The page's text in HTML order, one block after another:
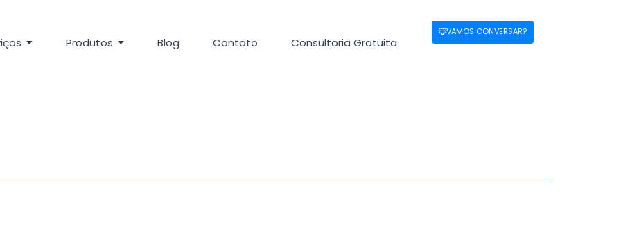
Produtos Blog Contato Consultoria Gratuita
VAMOS CONVERSAR?